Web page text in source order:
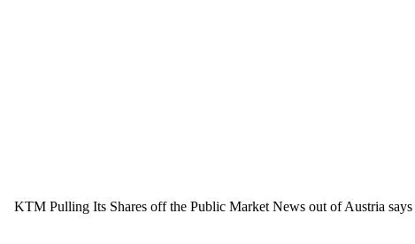
KTM Pulling Its Shares off the Public Market News out of Austria